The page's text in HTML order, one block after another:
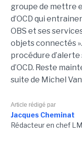
groupe de mettre
d’OCD qui
OBS et ses
objets connectés
procédure
d’OCD. Reste
suite de Michel
Article rédigé par
Jacques Cheminat
Rédacteur en chef LMI